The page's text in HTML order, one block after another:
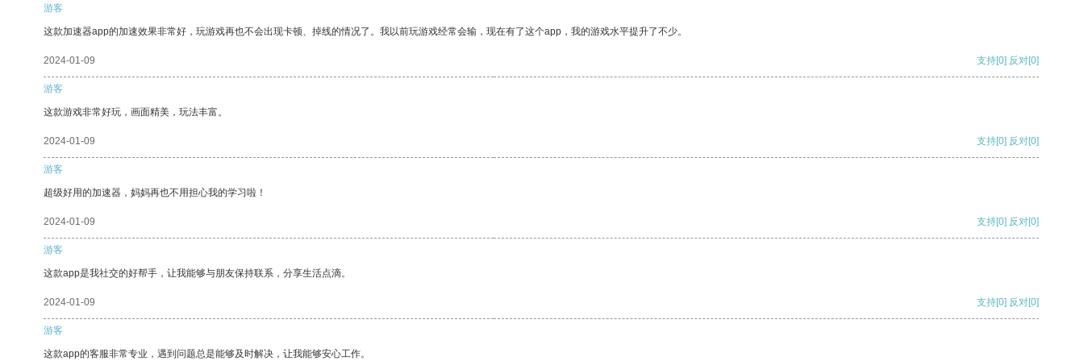
游客
这款加速器app的加速效果非常好，玩游戏再也不会出现卡顿、掉线的情况了。我以前玩游戏经常会输，现在有了这个app，我的游戏水平提升了不少。
2024-01-09 支持[0] 反对[0]
游客
这款游戏非常好玩，画面精美，玩法丰富。
2024-01-09 支持[0] 反对[0]
游客
超级好用的加速器，妈妈再也不用担心我的学习啦！
2024-01-09 支持[0] 反对[0]
游客
这款app是我社交的好帮手，让我能够与朋友保持联系，分享生活点滴。
2024-01-09 支持[0] 反对[0]
游客
这款app的客服非常专业，遇到问题总是能够及时解决，让我能够安心工作。